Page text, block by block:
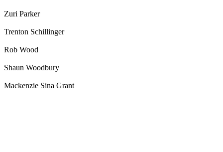
Zuri Parker
Trenton Schillinger
Rob Wood
Shaun Woodbury
Mackenzie Sina Grant